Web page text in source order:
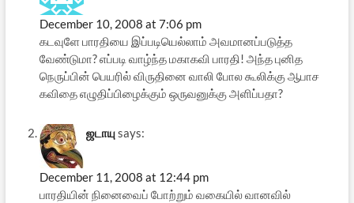
December 10, 2008 at 7:06 pm
கடவுளே பாரதியை இப்படியெல்லாம் அவமானப்படுத்த
வேண்டுமா? எப்படி வாழ்ந்த மகாகவி பாரதி! அந்த புனித
நெருப்பின் பெயரில் விருதினை வாலி போல கூலிக்கு ஆபாச
கவிதை எழுதிப்பிழைக்கும் ஒருவனுக்கு அளிப்பதா?
ஜடாயுsays:
December 11, 2008 at 12:44 pm
பாரதியின் நினைவைப் போற்றும் வகையில் வானவில்